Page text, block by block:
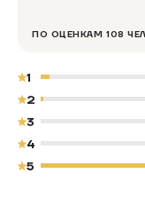
ПО ОЦЕНКАМ 108
1
2
3
4
5